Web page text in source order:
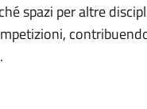
spazi per altre